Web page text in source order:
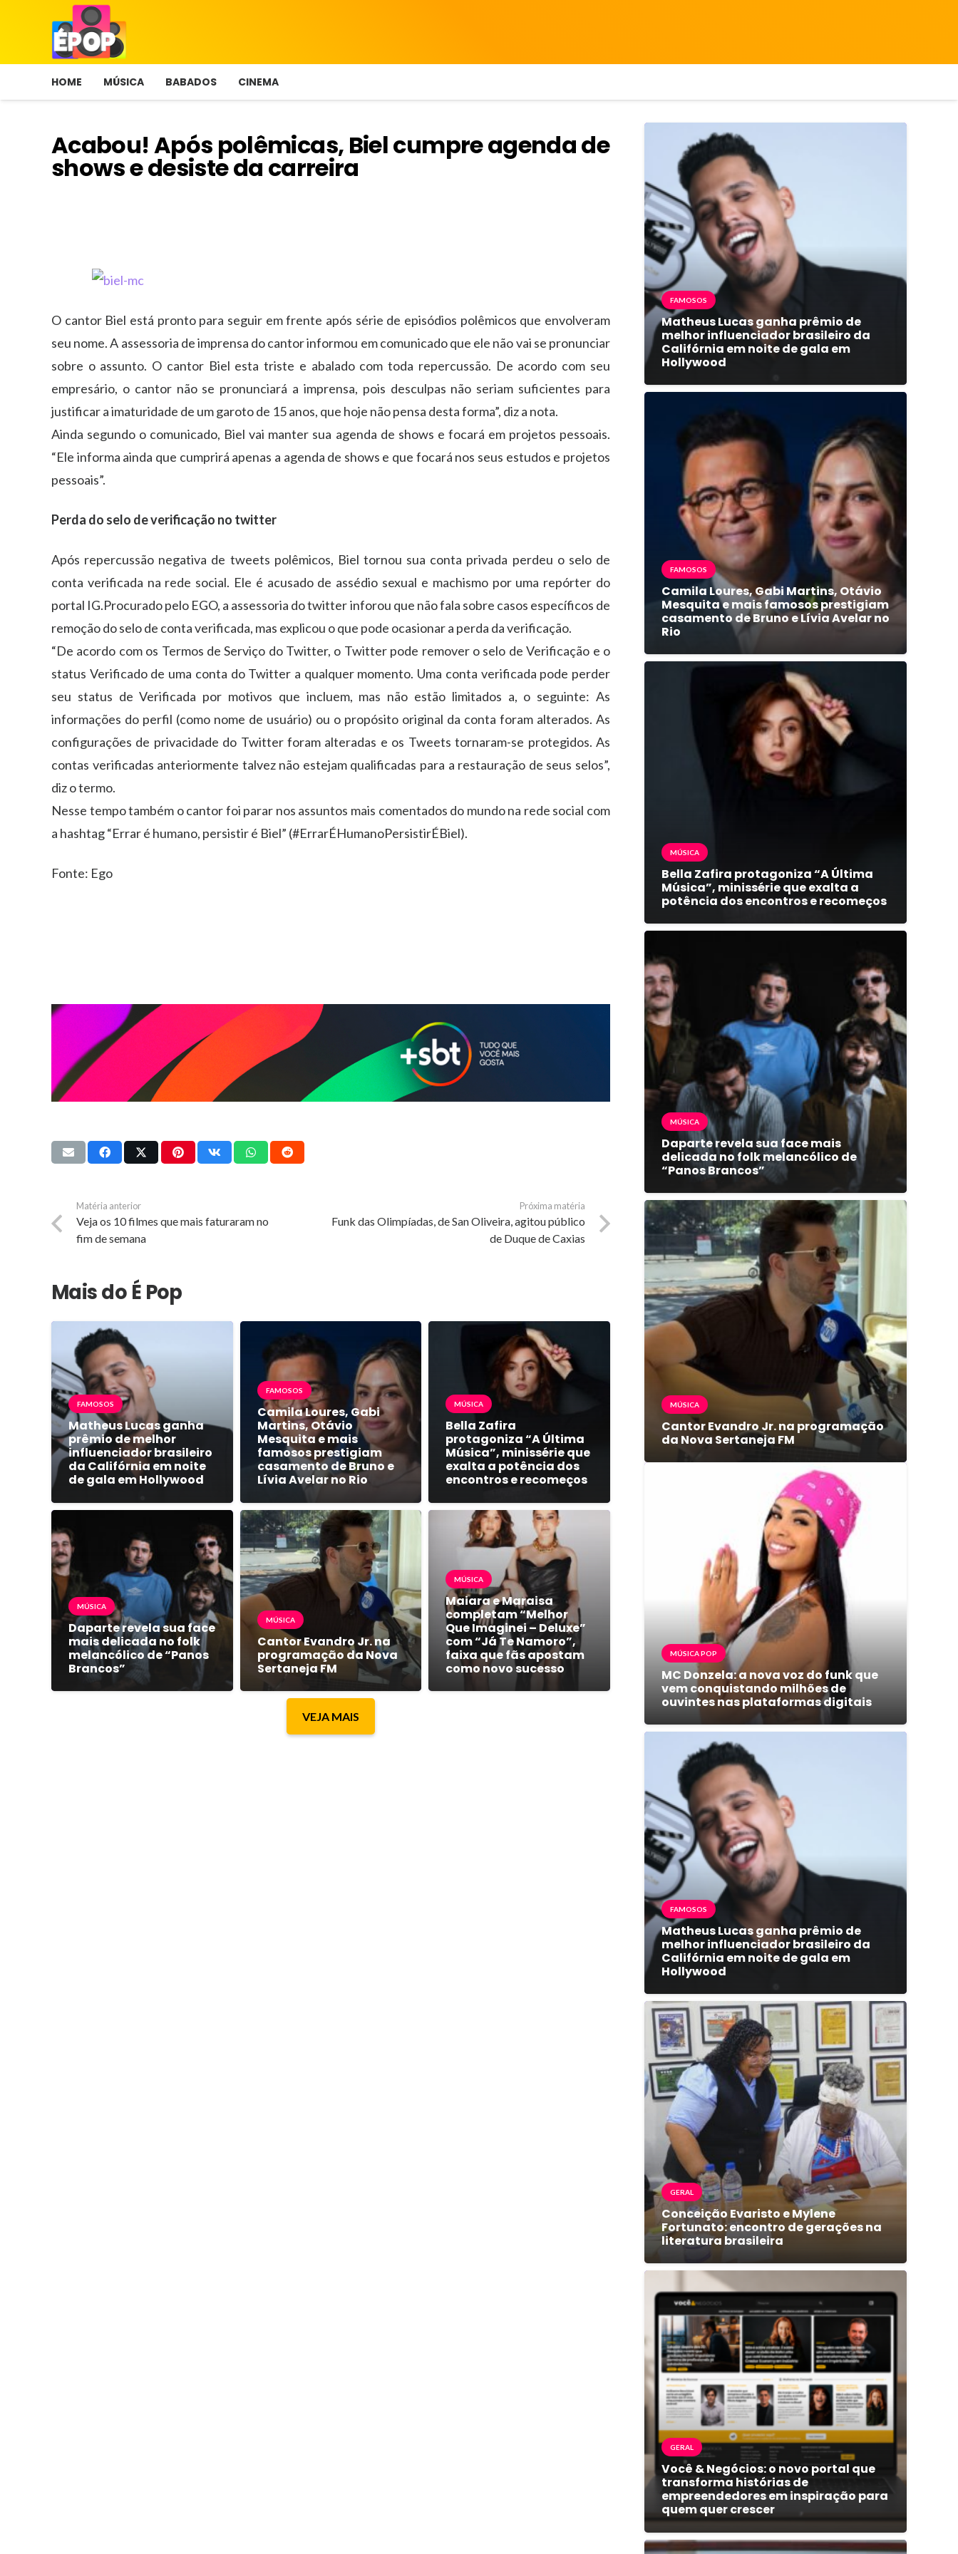
HOME MÚSICA BABADOS CINEMA
Acabou! Após polêmicas, Biel cumpre agenda de
shows e desiste da carreira
O cantor Biel está pronto para seguir em frente após série de episódios polêmicos que envolveram
seu nome. A assessoria de imprensa do cantor informou em comunicado que ele não vai se pronunciar
sobre o assunto. O cantor Biel esta triste e abalado com toda repercussão. De acordo com seu
empresário, o cantor não se pronunciará a imprensa, pois desculpas não seriam suficientes para
justificar a imaturidade de um garoto de 15 anos, que hoje não pensa desta forma”, diz a nota.
Ainda segundo o comunicado, Biel vai manter sua agenda de shows e focará em projetos pessoais.
“Ele informa ainda que cumprirá apenas a agenda de shows e que focará nos seus estudos e projetos
pessoais”.
Perda do selo de verificação no twitter
Após repercussão negativa de tweets polêmicos, Biel tornou sua conta privada perdeu o selo de
conta verificada na rede social. Ele é acusado de assédio sexual e machismo por uma repórter do
portal IG.Procurado pelo EGO, a assessoria do twitter inforou que não fala sobre casos específicos de
remoção do selo de conta verificada, mas explicou o que pode ocasionar a perda da verificação.
“De acordo com os Termos de Serviço do Twitter, o Twitter pode remover o selo de Verificação e o
status Verificado de uma conta do Twitter a qualquer momento. Uma conta verificada pode perder
seu status de Verificada por motivos que incluem, mas não estão limitados a, o seguinte: As
informações do perfil (como nome de usuário) ou o propósito original da conta foram alterados. As
configurações de privacidade do Twitter foram alteradas e os Tweets tornaram-se protegidos. As
contas verificadas anteriormente talvez não estejam qualificadas para a restauração de seus selos”,
diz o termo.
Nesse tempo também o cantor foi parar nos assuntos mais comentados do mundo na rede social com
a hashtag “Errar é humano, persistir é Biel” (#ErrarÉHumanoPersistirÉBiel).
Fonte: Ego
Matéria anterior
Veja os 10 filmes que mais faturaram no
fim de semana
Próxima matéria
Funk das Olimpíadas, de San Oliveira, agitou público
de Duque de Caxias
Mais do É Pop
FAMOSOS
Matheus Lucas ganha
prêmio de melhor
influenciador brasileiro
da Califórnia em noite
de gala em Hollywood
FAMOSOS
Camila Loures, Gabi
Martins, Otávio
Mesquita e mais
famosos prestigiam
casamento de Bruno e
Lívia Avelar no Rio
MÚSICA
Bella Zafira
protagoniza “A Última
Música”, minissérie que
exalta a potência dos
encontros e recomeços
MÚSICA
Daparte revela sua face
mais delicada no folk
melancólico de “Panos
Brancos”
MÚSICA
Cantor Evandro Jr. na
programação da Nova
Sertaneja FM
MÚSICA
Maiara e Maraisa
completam “Melhor
Que Imaginei – Deluxe”
com “Já Te Namoro”,
faixa que fãs apostam
como novo sucesso
VEJA MAIS
FAMOSOS
Matheus Lucas ganha prêmio de
melhor influenciador brasileiro da
Califórnia em noite de gala em
Hollywood
FAMOSOS
Camila Loures, Gabi Martins, Otávio
Mesquita e mais famosos prestigiam
casamento de Bruno e Lívia Avelar no
Rio
MÚSICA
Bella Zafira protagoniza “A Última
Música”, minissérie que exalta a
potência dos encontros e recomeços
MÚSICA
Daparte revela sua face mais
delicada no folk melancólico de
“Panos Brancos”
MÚSICA
Cantor Evandro Jr. na programação
da Nova Sertaneja FM
MÚSICA POP
MC Donzela: a nova voz do funk que
vem conquistando milhões de
ouvintes nas plataformas digitais
FAMOSOS
Matheus Lucas ganha prêmio de
melhor influenciador brasileiro da
Califórnia em noite de gala em
Hollywood
GERAL
Conceição Evaristo e Mylene
Fortunato: encontro de gerações na
literatura brasileira
GERAL
Você & Negócios: o novo portal que
transforma histórias de
empreendedores em inspiração para
quem quer crescer